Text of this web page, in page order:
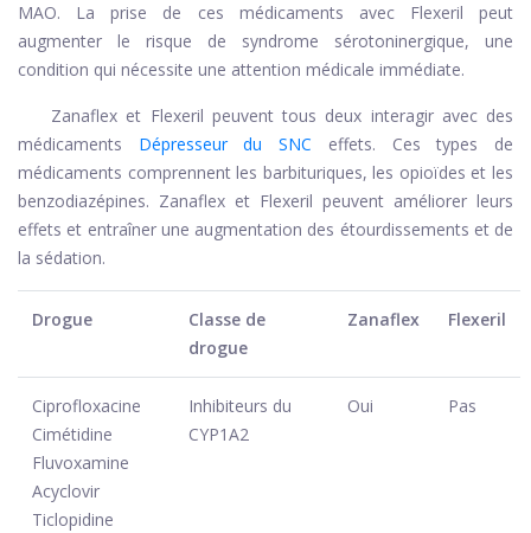
MAO. La prise de ces médicaments avec Flexeril peut
augmenter le risque de syndrome sérotoninergique, une
condition qui nécessite une attention médicale immédiate.
Zanaflex et Flexeril peuvent tous deux interagir avec des
médicaments Dépresseur du SNC effets. Ces types de
médicaments comprennent les barbituriques, les opioïdes et les
benzodiazépines. Zanaflex et Flexeril peuvent améliorer leurs
effets et entraîner une augmentation des étourdissements et de
la sédation.
Drogue
Classe de
drogue
Zanaflex Flexeril
Ciprofloxacine
Cimétidine
Fluvoxamine
Acyclovir
Ticlopidine
Inhibiteurs du
CYP1A2
Oui Pas